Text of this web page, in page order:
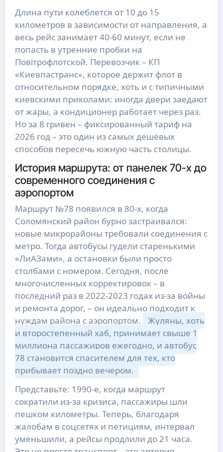
Длина пути колеблется от 10 до 15
километров в зависимости от направления, а
весь рейс занимает 40-60 минут, если не
попасть в утренние пробки на
Повітрофлотской. Перевозчик – КП
«Киевпастранс», которое держит флот в
относительном порядке, хоть и с типичными
киевскими приколами: иногда двери заедают
от жары, а кондиционер работает через раз.
Но за 8 гривен – фиксированный тариф на
2026 год – это один из самых дешёвых
способов пересечь южную часть столицы.
История маршрута: от панелек 70-х до
современного соединения с
аэропортом
Маршрут №78 появился в 80-х, когда
Соломянский район бурно застраивался:
новые микрорайоны требовали соединения с
метро. Тогда автобусы гудели старенькими
«ЛиАЗами», а остановки были просто
столбами с номером. Сегодня, после
многочисленных корректировок – в
последний раз в 2022-2023 годах из-за войны
и ремонта дорог, – он идеально подходит к
нуждам района с аэропортом.
Жуляны, хоть
и второстепенный хаб, принимает свыше 1
миллиона пассажиров ежегодно, и автобус
78 становится спасителем для тех, кто
прибывает поздно вечером.
Представьте: 1990-е, когда маршрут
сократили из-за кризиса, пассажиры шли
пешком километры. Теперь, благодаря
жалобам в соцсетях и петициям, интервал
уменьшили, а рейсы продлили до 21 часа.